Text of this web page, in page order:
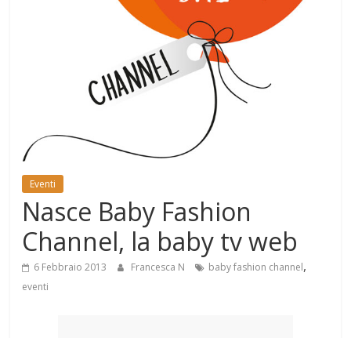
Eventi
Nasce Baby Fashion
Channel, la baby tv web
6 Febbraio 2013 Francesca N baby fashion channel,
eventi